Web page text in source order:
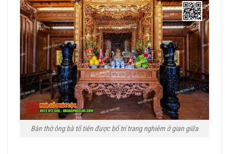
Bàn thờ ông bà tổ tiên được bố trí trang nghiêm ở gian giữa